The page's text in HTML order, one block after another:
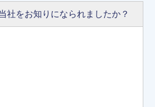
社をお知りになられましたか？